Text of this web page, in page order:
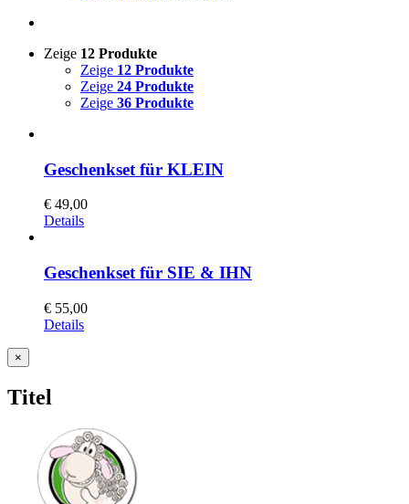
Zeige 12 Produkte
Zeige 12 Produkte
Zeige 24 Produkte
Zeige 36 Produkte
Geschenkset für KLEIN
€ 49,00
Details
Geschenkset für SIE & IHN
€ 55,00
Details
Close
product
view
×
Titel